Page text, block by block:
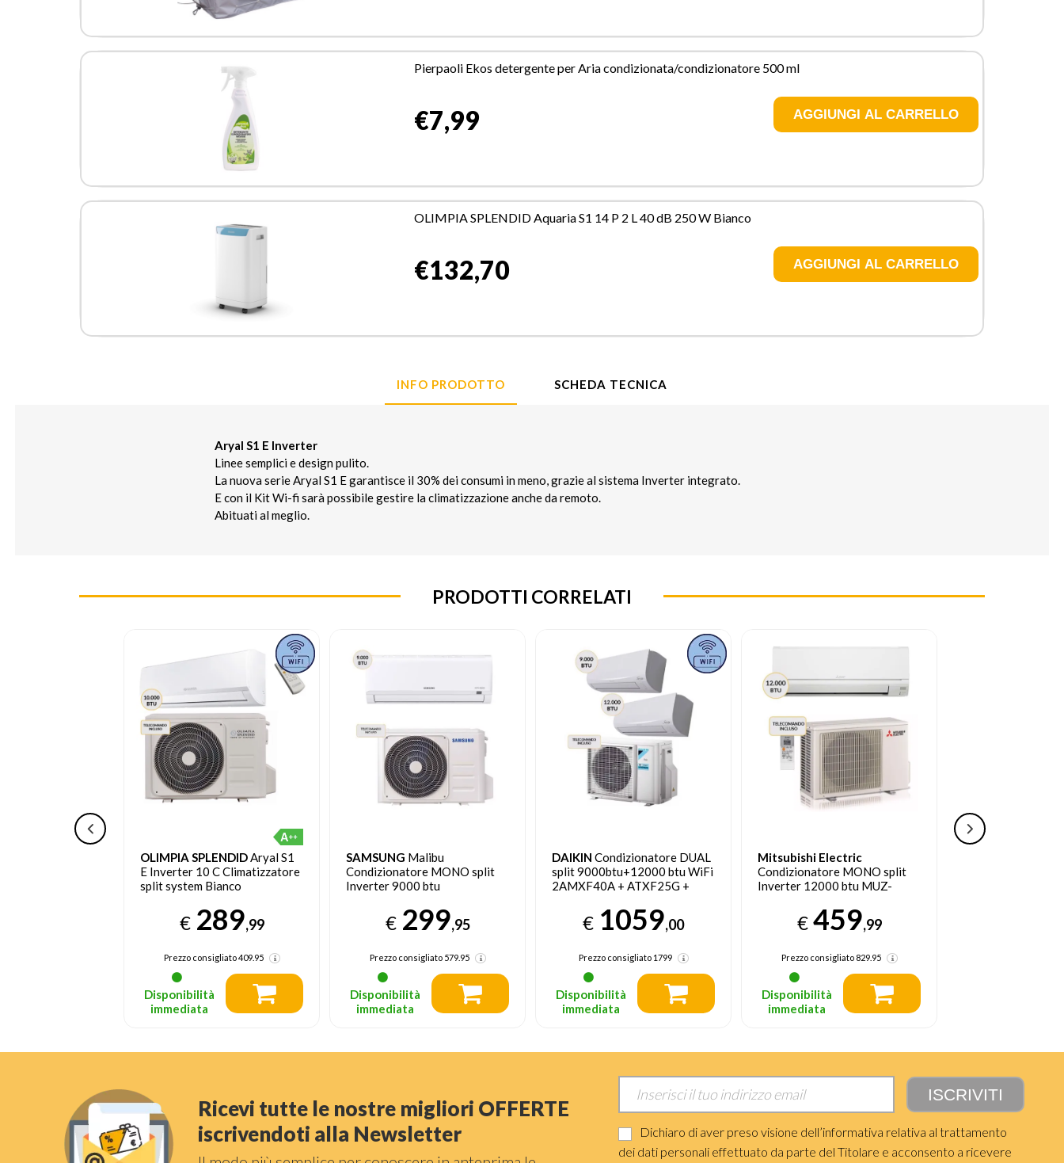
Pierpaoli Ekos detergente per Aria condizionata/condizionatore 500 ml
€7,99
OLIMPIA SPLENDID Aquaria S1 14 P 2 L 40 dB 250 W Bianco
€132,70
INFO PRODOTTO SCHEDA TECNICA
Aryal S1 E Inverter
Linee semplici e design pulito.
La nuova serie Aryal S1 E garantisce il 30% dei consumi in meno, grazie al sistema Inverter integrato.
E con il Kit Wi-fi sarà possibile gestire la climatizzazione anche da remoto.
Abituati al meglio.
PRODOTTI CORRELATI
OLIMPIA SPLENDIDAryal S1
E Inverter 10 C Climatizzatore
split system Bianco
€ 289,99
Prezzo consigliato409.95
Disponibilità
immediata
SAMSUNG Malibu
Condizionatore MONO split
Inverter 9000 btu
AR09TXHQBWKXEU
Climatizzatore Fisso
€ 299,95
Prezzo consigliato579.95
Disponibilità
immediata
DAIKIN Condizionatore DUAL
split 9000btu+12000 btu WiFi
2AMXF40A + ATXF25G +
€ 1059,00
Prezzo consigliato1799
Disponibilità
immediata
Mitsubishi Electric
Condizionatore MONO split
Inverter 12000 btu MUZ-
Climatizzatore Fisso
€ 459,99
Prezzo consigliato829.95
Disponibilità
immediata
Ricevi tutte le nostre migliori OFFERTE
iscrivendoti alla Newsletter
Dichiaro di aver preso visione dell’informativa relativa al trattamento
dei dati personali effettuato da parte del Titolare e acconsento a ricevere